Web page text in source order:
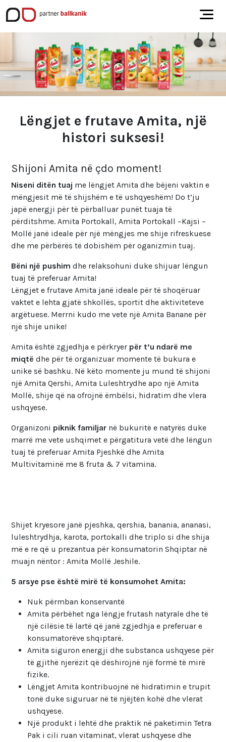
Lëngjet e frutave Amita, një
histori suksesi!
Shijoni Amita në çdo moment!
Niseni ditën tuaj me lëngjet Amita dhe bëjeni vaktin e
mëngjesit më të shijshëm e të ushqyeshëm! Do t’ju
japë energji për të përballuar punët tuaja të
përditshme. Amita Portokall, Amita Portokall –Kajsi –
Mollë janë ideale për një mëngjes me shije rifreskuese
dhe me përbërës të dobishëm për oganizmin tuaj.
Bëni një pushim dhe relaksohuni duke shijuar lëngun
tuaj të preferuar Amita!
Lëngjet e frutave Amita janë ideale për të shoqëruar
vaktet e lehta gjatë shkollës, sportit dhe aktiviteteve
argëtuese. Merrni kudo me vete një Amita Banane për
një shije unike!
Amita është zgjedhja e përkryer për t’u ndarë me
miqtë dhe për të organizuar momente të bukura e
unike së bashku. Në këto momente ju mund të shijoni
një Amita Qershi, Amita Luleshtrydhe apo një Amita
Mollë, shije që na ofrojnë ëmbëlsi, hidratim dhe vlera
ushqyese.
Organizoni piknik familjar në bukuritë e natyrës duke
marrë me vete ushqimet e përgatitura vetë dhe lëngun
tuaj të preferuar Amita Pjeshkë dhe Amita
Multivitaminë me 8 fruta & 7 vitamina.
Shijet kryesore janë pjeshka, qershia, banania, ananasi,
luleshtrydhja, karota, portokalli dhe triplo si dhe shija
më e re që u prezantua për konsumatorin Shqiptar në
muajn nëntor : Amita Mollë Jeshile.
5 arsye pse është mirë të konsumohet Amita:
Nuk përmban konservantë
Amita përbëhet nga lëngje frutash natyrale dhe të
një cilësie të lartë që janë zgjedhja e preferuar e
konsumatorëve shqiptarë.
Amita siguron energji dhe substanca ushqyese për
të gjithë njerëzit që dëshirojnë një formë të mirë
fizike.
Lëngjet Amita kontribuojnë në hidratimin e trupit
tonë duke siguruar në të njëjtën kohë dhe vlerat
ushqyese.
Një produkt i lehtë dhe praktik në paketimin Tetra
Pak i cili ruan vitaminat, vlerat ushqyese dhe